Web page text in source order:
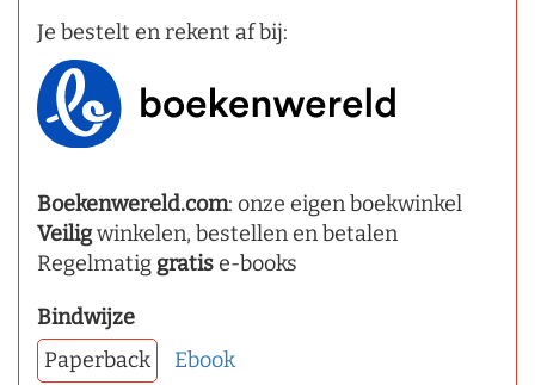
Je bestelt en rekent af bij:
Boekenwereld.com: onze eigen boekwinkel
Veiligwinkelen, bestellen en betalen
Regelmatig gratise-books
Bindwijze
Paperback
Ebook